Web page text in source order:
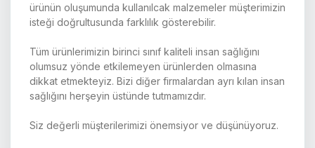
ürünün oluşumunda kullanılcak malzemeler müşterimizin
isteği doğrultusunda farklılık gösterebilir.
Tüm ürünlerimizin birinci sınıf kaliteli insan sağlığını
olumsuz yönde etkilemeyen ürünlerden olmasına
dikkat etmekteyiz. Bizi diğer firmalardan ayrı kılan insan
sağlığını herşeyin üstünde tutmamızdır.
Siz değerli müşterilerimizi önemsiyor ve düşünüyoruz.